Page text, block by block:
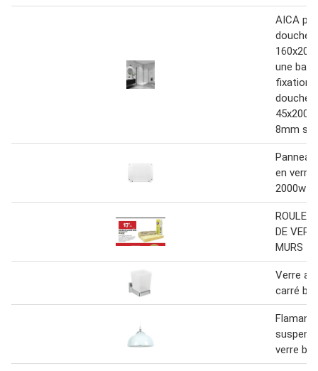
AICA
douche
une
fixation,
douche
8mm
en verre
2000w -
DE
MURS
Verre a
carré
verre